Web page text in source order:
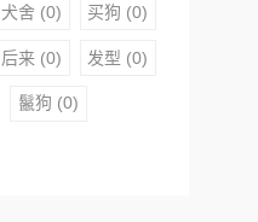
犬舍(0) 买狗 (0)
后来(0) 发型 (0)
鬣狗 (0)